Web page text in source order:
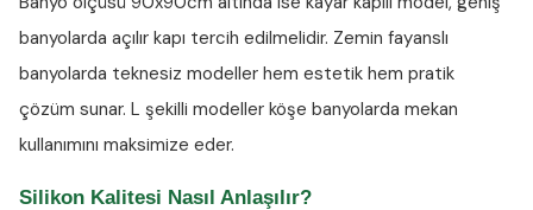
banyolarda açılır kapı tercih edilmelidir. Zemin fayanslı
banyolarda teknesiz modeller hem estetik hem pratik
çözüm sunar. L şekilli modeller köşe banyolarda mekan
kullanımını maksimize eder.
Silikon Kalitesi Nasıl Anlaşılır?